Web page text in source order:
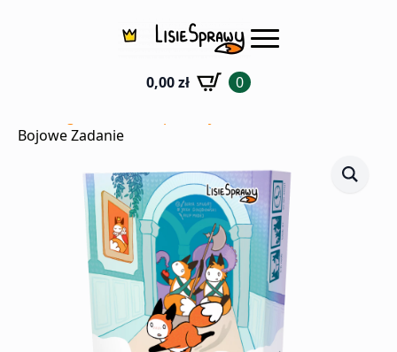
0,00zł
0
Bojowe Zadanie